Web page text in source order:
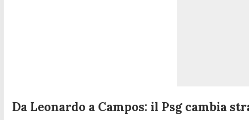
Da Leonardo a Campos: il Psg cambia